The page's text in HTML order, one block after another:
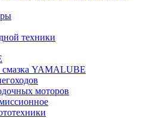
техники
YAMALUBE
моторов